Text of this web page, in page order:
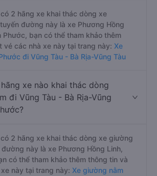
2 hãng xe khai thác dòng xe
đường này là xe Phương Hồng
Phước, bạn có thể tham khảo thêm
vé các nhà xe này tại trang này: Xe
đi Vũng Tàu - Bà Rịa-Vũng Tàu
xe nào khai thác dòng
đi Vũng Tàu - Bà Rịa-Vũng
2 hãng xe khai thác dòng xe giường
này là xe Phương Hồng Linh,
có thể tham khảo thêm thông tin và
này tại trang này: Xe giường nằm